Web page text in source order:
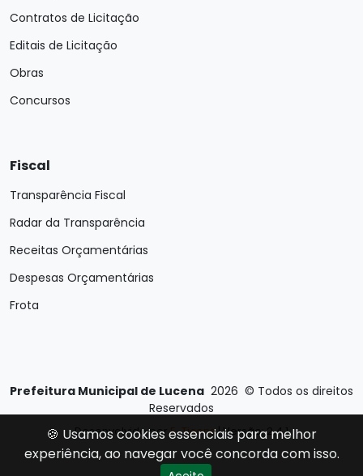
Contratos de Licitação
Editais de Licitação
Obras
Concursos
Fiscal
Transparência Fiscal
Radar da Transparência
Receitas Orçamentárias
Despesas Orçamentárias
Frota
Prefeitura Municipal de Lucena 2026 © Todos os direitos
Reservados
Desenvolvido porE-Ticons| Versão: 2.4.1
🍪 Usamos cookies essenciais para melhor
experiência, ao navegar você concorda com isso.